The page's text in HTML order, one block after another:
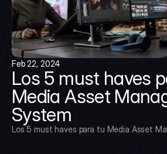
Feb 22, 2024
Los 5 must haves
Media Asset
System
Los 5 must haves para tu Media Asset